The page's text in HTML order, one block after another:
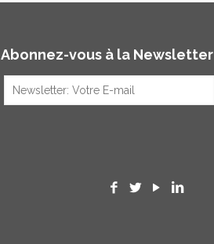
Abonnez-vous à la Newsletter